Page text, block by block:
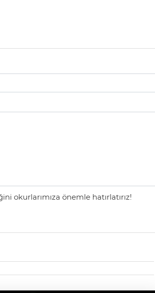
okurlarımıza önemle hatırlatırız!